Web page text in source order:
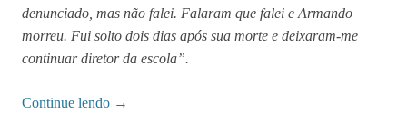
denunciado, mas não falei. Falaram que falei e Armando
morreu. Fui solto dois dias após sua morte e deixaram-me
continuar diretor da escola”.
Continue lendo →